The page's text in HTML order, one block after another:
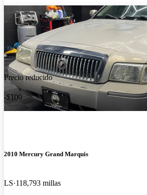
Precio reducido
-$100
2010 Mercury Grand Marquis
LS 118,793 millas